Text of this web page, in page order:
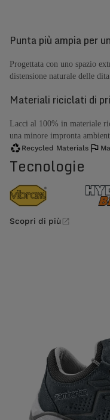
Punta più ampia per
Progettata con uno spazio
distensione naturale delle dita.
Materiali riciclati di
Lacci al 100% in materiale
una minore impronta
Recycled Materials
Tecnologie
Scopri di più